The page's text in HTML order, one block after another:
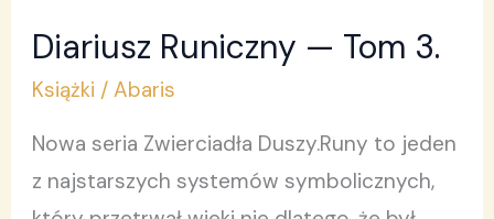
Diariusz Runiczny — Tom 3.
Książki /Abaris
Nowa seria Zwierciadła Duszy.Runy to jeden
z najstarszych systemów symbolicznych,
Diariusz
Runiczny
Tom
3.